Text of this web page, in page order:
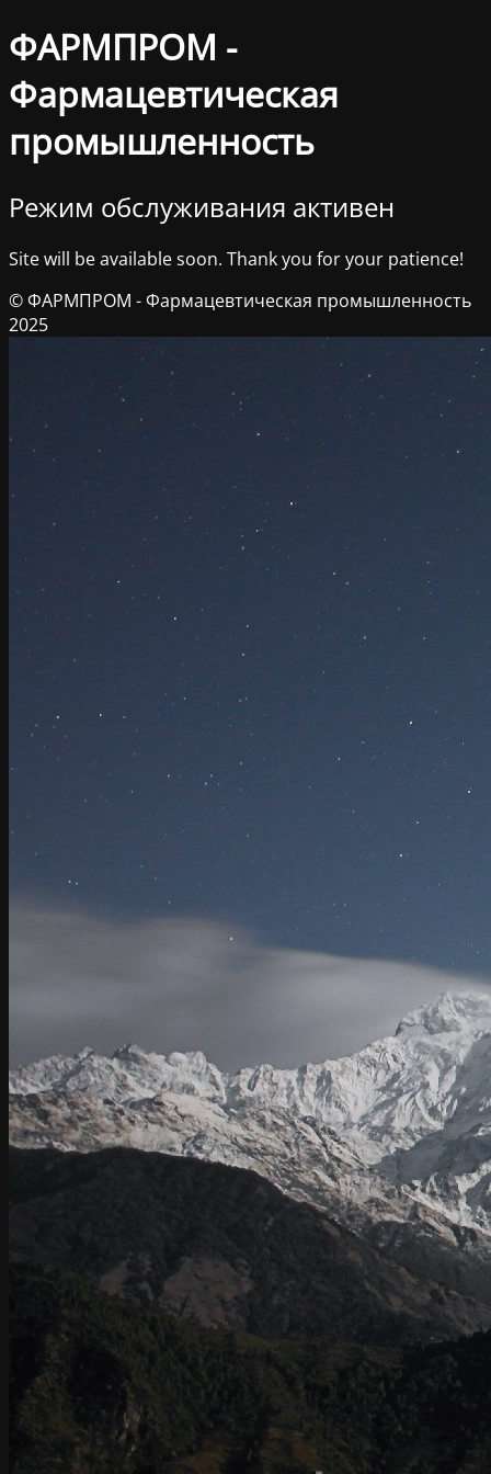
ФАРМПРОМ -
Фармацевтическая
промышленность
Режим обслуживания активен
Site will be available soon. Thank you for your patience!
© ФАРМПРОМ - Фармацевтическая промышленность
2025